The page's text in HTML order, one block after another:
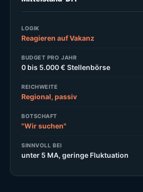
LOGIK
Reagieren auf Vakanz
BUDGET PRO JAHR
0 bis 5.000 € Stellenbörse
REICHWEITE
Regional, passiv
BOTSCHAFT
"Wir suchen"
SINNVOLL BEI
unter 5 MA, geringe Fluktuation